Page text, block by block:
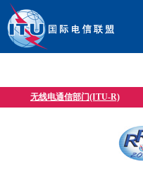
无线电通信部门(ITU-R)